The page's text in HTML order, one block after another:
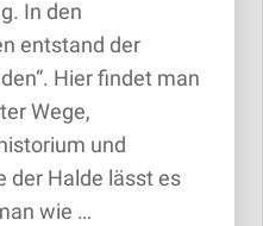
In den
entstand der
Hier findet man
Wege,
und
der Halde lässt es
wie …